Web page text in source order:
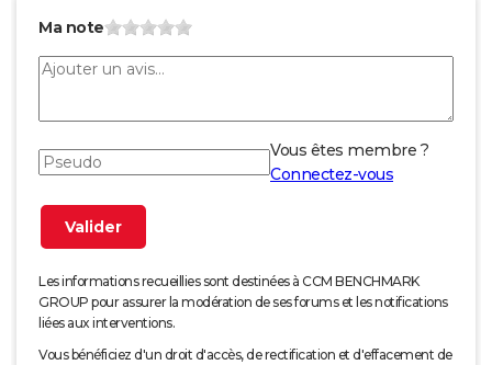
Ma note
Vous êtes membre ?
Connectez-vous
Les informations recueillies sont destinées à CCM BENCHMARK
GROUP pour assurer la modération de ses forums et les notifications
liées aux interventions.
Vous bénéficiez d'un droit d'accès, de rectification et d'effacement de